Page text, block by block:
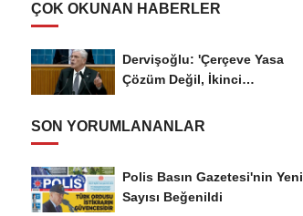
ÇOK OKUNAN HABERLER
Dervişoğlu: 'Çerçeve Yasa
Çözüm Değil, İkinci
SON YORUMLANANLAR
Polis Basın Gazetesi'nin Yeni
Sayısı Beğenildi